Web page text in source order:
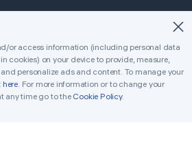
Klassisch
Killer
Turnier
or access information (including personal data
cookies) on your device to provide, measure,
personalize ads and content. To manage your
here. For more information or to change your
any time go to the Cookie Policy.